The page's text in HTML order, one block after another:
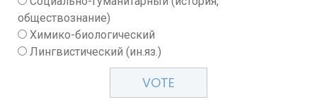
обществознание)
Химико-биологический
Лингвистический (ин.яз.)